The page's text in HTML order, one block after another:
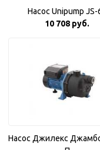
Насос Unipump JS-
10 708 руб.
Насос Джилекс